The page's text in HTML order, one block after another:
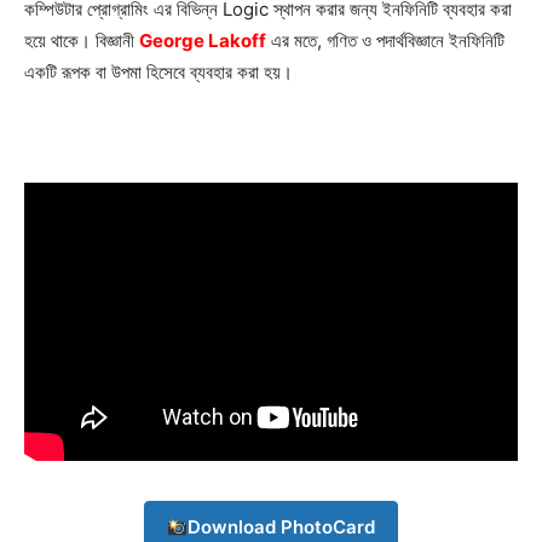
Company
About
Subscription Plans
কম্পিউটার প্রোগ্রামিং এর বিভিন্ন Logic স্থাপন করার জন্য ইনফিনিটি ব্যবহার করা
হয়ে থাকে। বিজ্ঞানী George Lakoff এর মতে, গণিত ও পদার্থবিজ্ঞানে ইনফিনিটি
একটি রূপক বা উপমা হিসেবে ব্যবহার করা হয়।
Download PhotoCard